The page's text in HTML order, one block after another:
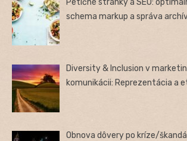
Petičné stránky a SEO:
schema markup a správa
Diversity & Inclusion v
komunikácii: Reprezentácia a
Obnova dôvery po kríze/